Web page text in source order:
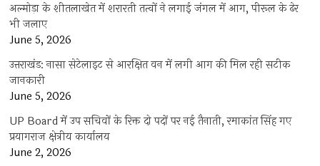
अल्मोड़ा के शीतलाखेत में शरारती तत्वों ने लगाई जंगल में आग, पीरूल के ढेर
भी जलाए
June 5, 2026
उत्तराखंड: नासा सेटेलाइट से आरक्षित वन में लगी आग की मिल रही सटीक
जानकारी
June 5, 2026
UP Board में उप सचिवों के रिक्त दो पदों पर नई तैनाती, रमाकांत सिंह गए
प्रयागराज क्षेत्रीय कार्यालय
June 2, 2026